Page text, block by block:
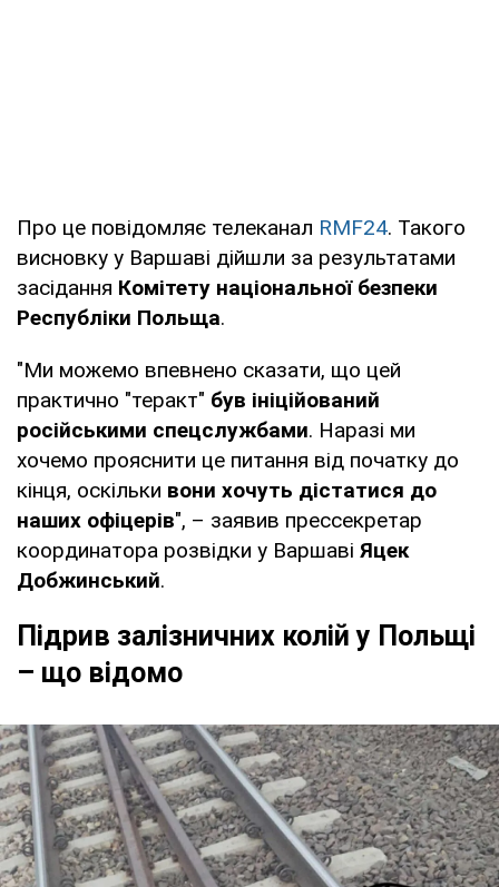
Про це повідомляє телеканал RMF24. Такого
висновку у Варшаві дійшли за результатами
засідання Комітету національної безпеки
Республіки Польща.
"Ми можемо впевнено сказати, що цей
практично "теракт" був ініційований
російськими спецслужбами. Наразі ми
хочемо прояснити це питання від початку до
кінця, оскільки вони хочуть дістатися до
наших офіцерів", – заявив прессекретар
координатора розвідки у Варшаві Яцек
Добжинський.
Підрив залізничних колій у Польщі
– що відомо